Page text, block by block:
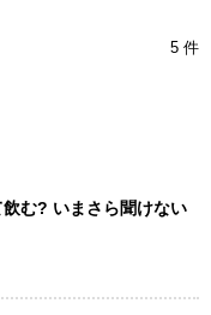
5 件
む? いまさら聞けない